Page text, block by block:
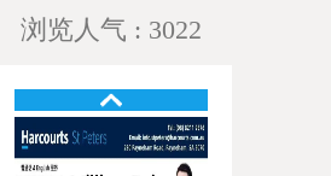
浏览人气 : 3022